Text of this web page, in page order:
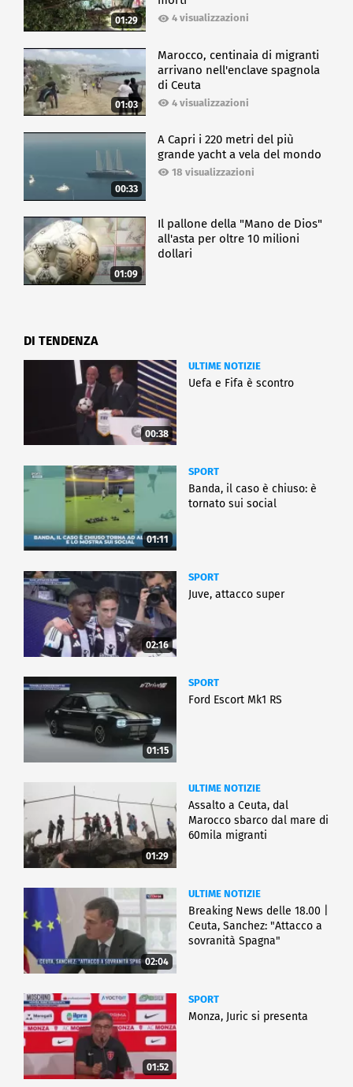
01:29 4 visualizzazioni
01:03
Marocco, centinaia di migranti
arrivano nell'enclave spagnola
di Ceuta
4 visualizzazioni
00:33
A Capri i 220 metri del più
grande yacht a vela del mondo
18 visualizzazioni
01:09
Il pallone della "Mano de Dios"
all'asta per oltre 10 milioni
dollari
DI TENDENZA
00:38
ULTIME NOTIZIE
Uefa e Fifa è scontro
01:11
SPORT
Banda, il caso è chiuso: è
tornato sui social
02:16
SPORT
Juve, attacco super
01:15
SPORT
Ford Escort Mk1 RS
01:29
ULTIME NOTIZIE
Assalto a Ceuta, dal
Marocco sbarco dal mare di
60mila migranti
02:04
ULTIME NOTIZIE
Breaking News delle 18.00 |
Ceuta, Sanchez: "Attacco a
sovranità Spagna"
01:52
SPORT
Monza, Juric si presenta